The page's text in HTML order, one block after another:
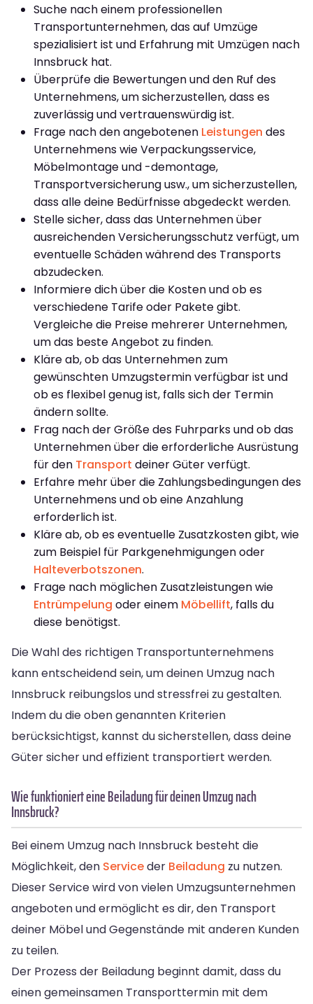
Suche nach einem professionellen
Transportunternehmen, das auf Umzüge
spezialisiert ist und Erfahrung mit Umzügen nach
Innsbruck hat.
Überprüfe die Bewertungen und den Ruf des
Unternehmens, um sicherzustellen, dass es
zuverlässig und vertrauenswürdig ist.
Frage nach den angebotenen Leistungen des
Unternehmens wie Verpackungsservice,
Möbelmontage und -demontage,
Transportversicherung usw., um sicherzustellen,
dass alle deine Bedürfnisse abgedeckt werden.
Stelle sicher, dass das Unternehmen über
ausreichenden Versicherungsschutz verfügt, um
eventuelle Schäden während des Transports
abzudecken.
Informiere dich über die Kosten und ob es
verschiedene Tarife oder Pakete gibt.
Vergleiche die Preise mehrerer Unternehmen,
um das beste Angebot zu finden.
Kläre ab, ob das Unternehmen zum
gewünschten Umzugstermin verfügbar ist und
ob es flexibel genug ist, falls sich der Termin
ändern sollte.
Frag nach der Größe des Fuhrparks und ob das
Unternehmen über die erforderliche Ausrüstung
für den Transport deiner Güter verfügt.
Erfahre mehr über die Zahlungsbedingungen des
Unternehmens und ob eine Anzahlung
erforderlich ist.
Kläre ab, ob es eventuelle Zusatzkosten gibt, wie
zum Beispiel für Parkgenehmigungen oder
Halteverbotszonen.
Frage nach möglichen Zusatzleistungen wie
Entrümpelung oder einem Möbellift, falls du
diese benötigst.
Die Wahl des richtigen Transportunternehmens
kann entscheidend sein, um deinen Umzug nach
Innsbruck reibungslos und stressfrei zu gestalten.
Indem du die oben genannten Kriterien
berücksichtigst, kannst du sicherstellen, dass deine
Güter sicher und effizient transportiert werden.
Wie funktioniert eine Beiladung für deinen Umzug nach
Innsbruck?
Bei einem Umzug nach Innsbruck besteht die
Möglichkeit, den Serviceder Beiladung zu nutzen.
Dieser Service wird von vielen Umzugsunternehmen
angeboten und ermöglicht es dir, den Transport
deiner Möbel und Gegenstände mit anderen Kunden
zu teilen.
Der Prozess der Beiladung beginnt damit, dass du
einen gemeinsamen Transporttermin mit dem